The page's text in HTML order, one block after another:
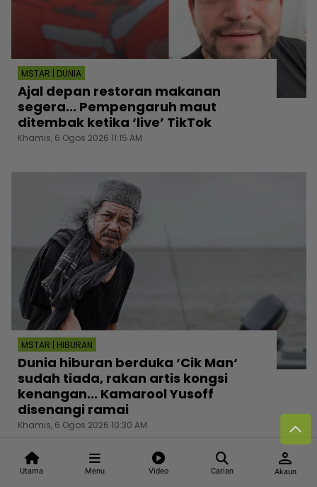
Utama Menu Video Carian
person
Akaun
MSTAR | DUNIA
Ajal depan restoran makanan
segera... Pempengaruh maut
ditembak ketika ‘live’ TikTok
Khamis, 6 Ogos 2026 11:15 AM
MSTAR | HIBURAN
Dunia hiburan berduka ‘Cik Man‘
sudah tiada, rakan artis kongsi
kenangan... Kamarool Yusoff
disenangi ramai
Khamis, 6 Ogos 2026 10:30 AM